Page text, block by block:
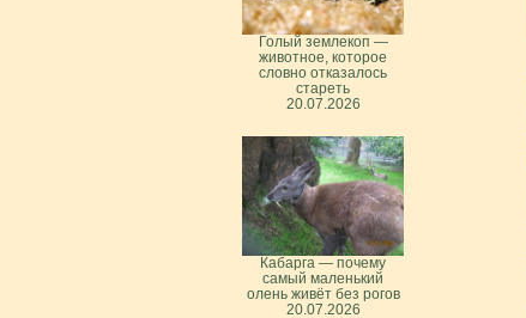
Голый землекоп —
животное, которое
словно отказалось
стареть
20.07.2026
Кабарга — почему
самый маленький
олень живёт без рогов
20.07.2026